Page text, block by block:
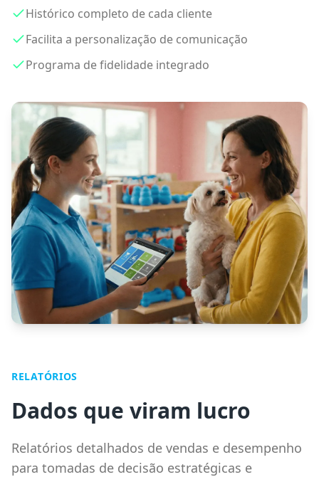
Histórico completo de cada cliente
Facilita a personalização de comunicação
Programa de fidelidade integrado
RELATÓRIOS
Dados que viram lucro
Relatórios detalhados de vendas e desempenho
para tomadas de decisão estratégicas e